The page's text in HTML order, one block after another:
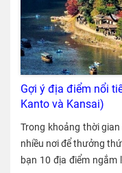
Gợi ý địa điểm nổi
Kanto và Kansai)
Trong khoảng thời
nhiều nơi để thưởng
bạn 10 địa điểm ngắm